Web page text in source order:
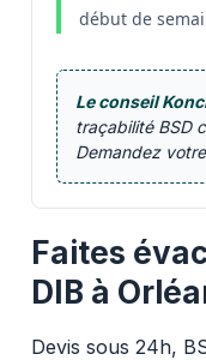
début de
Le conseil
traçabilité BSD
Demandez
Faites
DIB à
Devis sous 24h,